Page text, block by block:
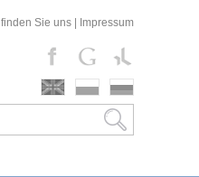
Sie uns Impressum